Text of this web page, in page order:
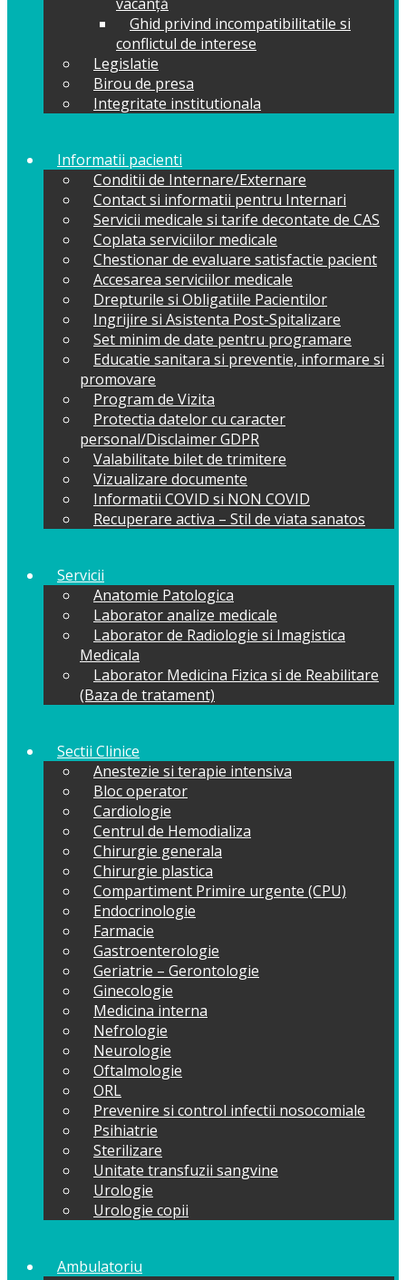
Ghid privind incompatibilitatile si
conflictul de interese
Legislatie
Birou de presa
Integritate institutionala
Informatii pacienti
Conditii de Internare/Externare
Contact si informatii pentru Internari
Servicii medicale si tarife decontate de CAS
Coplata serviciilor medicale
Chestionar de evaluare satisfactie pacient
Accesarea serviciilor medicale
Drepturile si Obligatiile Pacientilor
Ingrijire si Asistenta Post-Spitalizare
Set minim de date pentru programare
Educatie sanitara si preventie, informare si
promovare
Program de Vizita
Protectia datelor cu caracter
personal/Disclaimer GDPR
Valabilitate bilet de trimitere
Vizualizare documente
Informatii COVID si NON COVID
Recuperare activa – Stil de viata sanatos
Servicii
Anatomie Patologica
Laborator analize medicale
Laborator de Radiologie si Imagistica
Medicala
Laborator Medicina Fizica si de Reabilitare
(Baza de tratament)
Sectii Clinice
Anestezie si terapie intensiva
Bloc operator
Cardiologie
Centrul de Hemodializa
Chirurgie generala
Chirurgie plastica
Compartiment Primire urgente (CPU)
Endocrinologie
Farmacie
Gastroenterologie
Geriatrie – Gerontologie
Ginecologie
Medicina interna
Nefrologie
Neurologie
Oftalmologie
ORL
Prevenire si control infectii nosocomiale
Psihiatrie
Sterilizare
Unitate transfuzii sangvine
Urologie
Urologie copii
Ambulatoriu